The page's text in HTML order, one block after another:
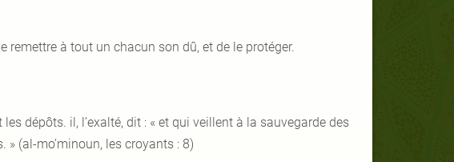
remettre à tout un chacun son dû, et de le protéger.
dépôts. il, l’exalté, dit : « et qui veillent à la sauvegarde des
(al-mo’minoun, les croyants : 8)